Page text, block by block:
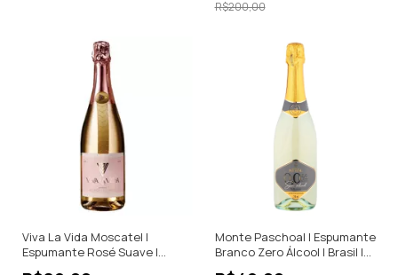
R$200,00
Viva La Vida Moscatel |
Espumante Rosé Suave |
Monte Paschoal | Espumante
Branco Zero Álcool | Brasil |